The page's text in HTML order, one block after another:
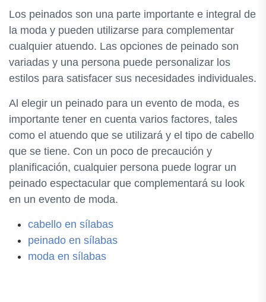
Los peinados son una parte importante e integral de
la moda y pueden utilizarse para complementar
cualquier atuendo. Las opciones de peinado son
variadas y una persona puede personalizar los
estilos para satisfacer sus necesidades individuales.
Al elegir un peinado para un evento de moda, es
importante tener en cuenta varios factores, tales
como el atuendo que se utilizará y el tipo de cabello
que se tiene. Con un poco de precaución y
planificación, cualquier persona puede lograr un
peinado espectacular que complementará su look
en un evento de moda.
cabello en sílabas
peinado en sílabas
moda en sílabas